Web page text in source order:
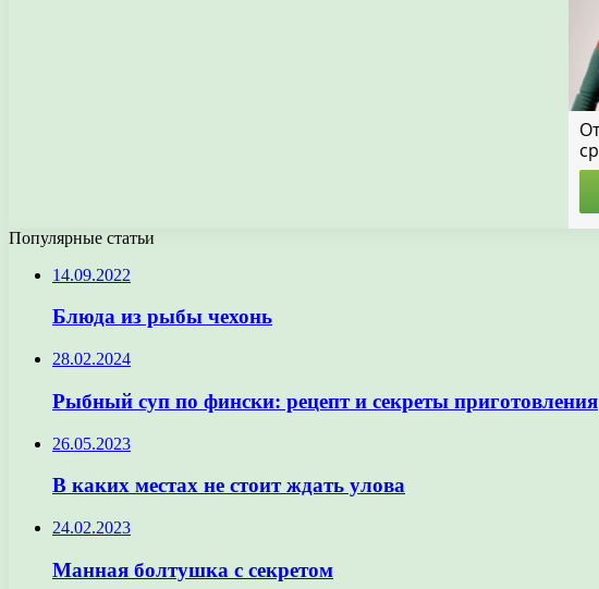
Популярные статьи
14.09.2022
Блюда из рыбы чехонь
28.02.2024
Рыбный суп по фински: рецепт и секреты приготовления
26.05.2023
В каких местах не стоит ждать улова
24.02.2023
Манная болтушка с секретом